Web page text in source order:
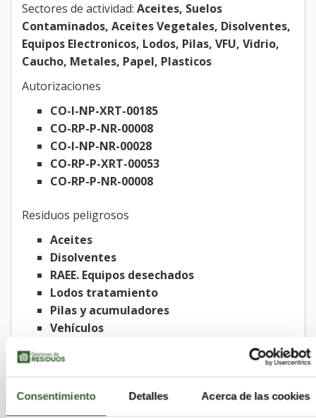
Consentimiento Detalles Acerca de las cookies
Sectores de actividad: Aceites, Suelos
Contaminados, Aceites Vegetales, Disolventes,
Equipos Electronicos, Lodos, Pilas, VFU, Vidrio,
Caucho, Metales, Papel, Plasticos
Autorizaciones
CO-I-NP-XRT-00185
CO-RP-P-NR-00008
CO-I-NP-NR-00028
CO-RP-P-XRT-00053
CO-RP-P-NR-00008
Residuos peligrosos
Aceites
Disolventes
RAEE. Equipos desechados
Lodos tratamiento
Pilas y acumuladores
Vehículos
Residuos no peligrosos
RAEE. Equipos desechados